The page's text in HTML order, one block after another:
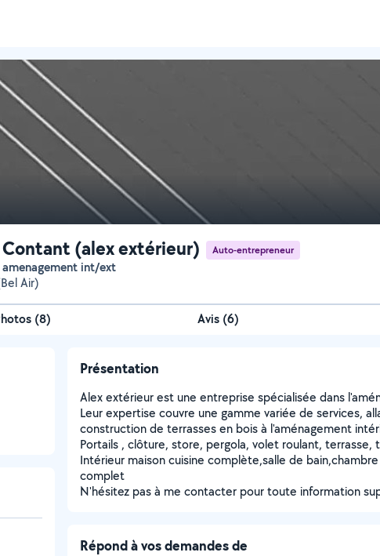
(alex extérieur) Auto-entrepreneur
amenagement int/ext
Air)
(8) Avis (6)
Présentation
Alex extérieur est une entreprise spécialisée dans
Leur expertise couvre une gamme variée de services,
construction de terrasses en bois à l'aménagement
Portails , clôture, store, pergola, volet roulant, terrasse,
Intérieur maison cuisine complète,salle de
complet
N'hésitez pas à me contacter pour toute information
Répond à vos demandes de